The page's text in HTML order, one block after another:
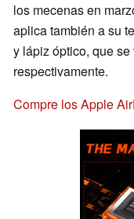
los mecenas en
aplica también a su
y lápiz óptico, que
respectivamente.
Compre los Apple